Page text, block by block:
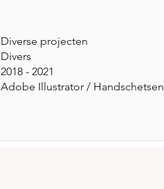
Diverse projecten
Divers
2018 - 2021
Adobe Illustrator / Handschetsen